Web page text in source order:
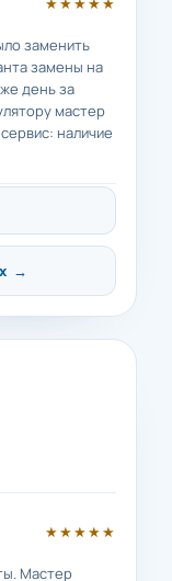
заменить
замены на
день за
мастер
наличие
→
★★★★★
Мастер